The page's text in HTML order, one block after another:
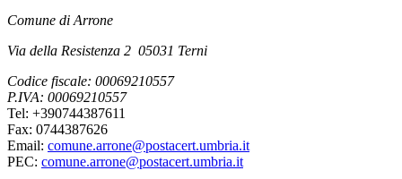
Comune di Arrone
Via della Resistenza 2 05031 Terni
Codice fiscale: 00069210557
P.IVA: 00069210557
Tel: +390744387611
Fax: 0744387626
Email: comune.arrone@postacert.umbria.it
PEC: comune.arrone@postacert.umbria.it